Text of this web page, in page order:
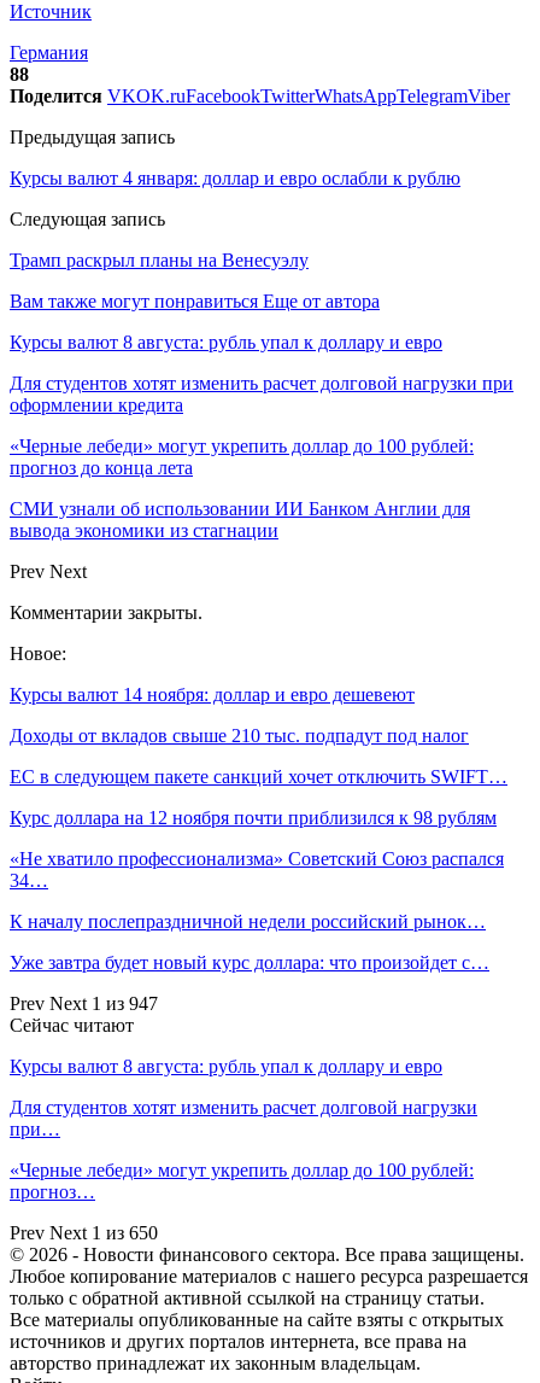
Источник
Германия
88
Поделится VKOK.ruFacebookTwitterWhatsAppTelegramViber
Предыдущая запись
Курсы валют 4 января: доллар и евро ослабли к рублю
Следующая запись
Трамп раскрыл планы на Венесуэлу
Вам также могут понравиться Еще от автора
Курсы валют 8 августа: рубль упал к доллару и евро
Для студентов хотят изменить расчет долговой нагрузки при
оформлении кредита
«Черные лебеди» могут укрепить доллар до 100 рублей:
прогноз до конца лета
СМИ узнали об использовании ИИ Банком Англии для
вывода экономики из стагнации
Prev Next
Комментарии закрыты.
Новое:
Курсы валют 14 ноября: доллар и евро дешевеют
Доходы от вкладов свыше 210 тыс. подпадут под налог
ЕС в следующем пакете санкций хочет отключить SWIFT…
Курс доллара на 12 ноября почти приблизился к 98 рублям
«Не хватило профессионализма» Советский Союз распался
34…
К началу послепраздничной недели российский рынок…
Уже завтра будет новый курс доллара: что произойдет с…
Prev Next 1 из 947
Сейчас читают
Курсы валют 8 августа: рубль упал к доллару и евро
Для студентов хотят изменить расчет долговой нагрузки
при…
«Черные лебеди» могут укрепить доллар до 100 рублей:
прогноз…
Prev Next 1 из 650
© 2026 - Новости финансового сектора. Все права защищены.
Любое копирование материалов с нашего ресурса разрешается
только с обратной активной ссылкой на страницу статьи.
Все материалы опубликованные на сайте взяты с открытых
источников и других порталов интернета, все права на
авторство принадлежат их законным владельцам.